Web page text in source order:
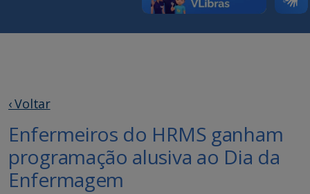
‹ Voltar
Enfermeiros do HRMS ganham
programação alusiva ao Dia da
Enfermagem